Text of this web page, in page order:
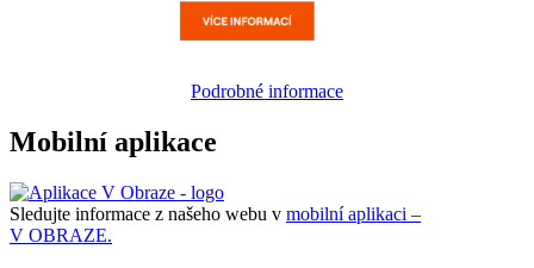
Podrobné informace
Mobilní aplikace
Sledujte informace z našeho webu v mobilní aplikaci –
V OBRAZE.